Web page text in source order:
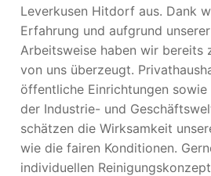
Leverkusen Hitdorf aus. Dank
Erfahrung und aufgrund
Arbeitsweise haben wir bereits
von uns überzeugt.
öffentliche Einrichtungen
der Industrie- und
schätzen die Wirksamkeit
wie die fairen Konditionen.
individuellen